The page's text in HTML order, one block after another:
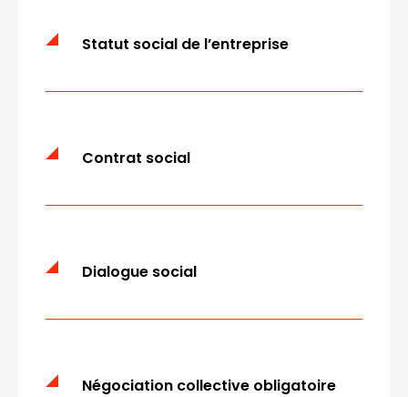
Statut social de l’entreprise
Contrat social
Dialogue social
Négociation collective obligatoire